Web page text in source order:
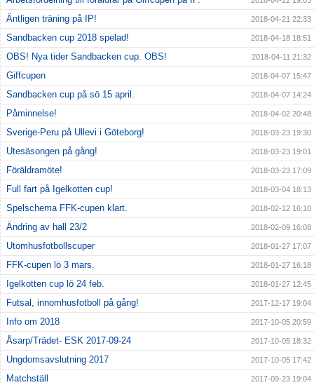
Äntligen träning på IP! 2018-04-21 22:33
Sandbacken cup 2018 spelad! 2018-04-18 18:51
OBS! Nya tider Sandbacken cup. OBS! 2018-04-11 21:32
Giffcupen 2018-04-07 15:47
Sandbacken cup på sö 15 april. 2018-04-07 14:24
Påminnelse! 2018-04-02 20:48
Sverige-Peru på Ullevi i Göteborg! 2018-03-23 19:30
Utesäsongen på gång! 2018-03-23 19:01
Föräldramöte! 2018-03-23 17:09
Full fart på Igelkotten cup! 2018-03-04 18:13
Spelschema FFK-cupen klart. 2018-02-12 16:10
Ändring av hall 23/2 2018-02-09 16:08
Utomhusfotbollscuper 2018-01-27 17:07
FFK-cupen lö 3 mars. 2018-01-27 16:18
Igelkotten cup lö 24 feb. 2018-01-27 12:45
Futsal, innomhusfotboll på gång! 2017-12-17 19:04
Info om 2018 2017-10-05 20:59
Åsarp/Trädet- ESK 2017-09-24 2017-10-05 18:32
Ungdomsavslutning 2017 2017-10-05 17:42
Matchställ 2017-09-23 19:04